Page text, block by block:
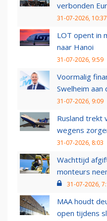
verbonden
31-07-2026, 10:37
LOT opent in
naar Hanoi
31-07-2026, 9:59
Voormalig
Swelheim aan
31-07-2026, 9:09
Rusland trekt
wegens
31-07-2026, 8:03
Wachttijd
monteurs
31-07-2026,
MAA houdt
open tijdens